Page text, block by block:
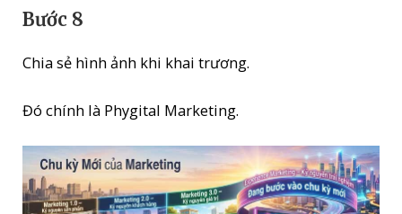
Bước 8
Chia sẻ hình ảnh khi khai trương.
Đó chính là Phygital Marketing.